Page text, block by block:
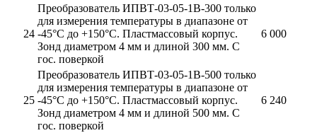
24
Преобразователь ИПВТ-03-05-1В-300 только
для измерения температуры в диапазоне от
-45°С до +150°С. Пластмассовый корпус.
Зонд диаметром 4 мм и длиной 300 мм. С
гос. поверкой
6 000
25
Преобразователь ИПВТ-03-05-1В-500 только
для измерения температуры в диапазоне от
-45°С до +150°С. Пластмассовый корпус.
Зонд диаметром 4 мм и длиной 500 мм. С
гос. поверкой
6 240